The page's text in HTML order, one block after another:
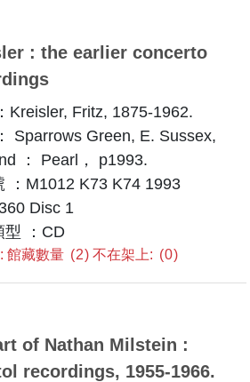
: the earlier concerto
Kreisler, Fritz, 1875-1962.
Sparrows Green, E. Sussex,
： Pearl， p1993.
：M1012 K73 K74 1993
Disc 1
型 ：CD
館藏數量 2 不在架上: 0
of Nathan Milstein :
recordings, 1955-1966.